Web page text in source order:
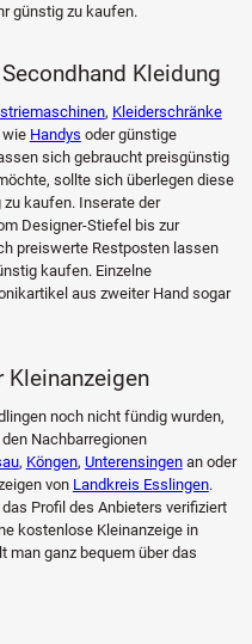
günstig zu kaufen.
Kleidung
, Kleiderschränke
wie Handys oder günstige
sich gebraucht preisgünstig
sollte sich überlegen diese
kaufen. Inserate der
Designer-Stiefel bis zur
preiswerte Restposten lassen
kaufen. Einzelne
aus zweiter Hand sogar
Kleinanzeigen
noch nicht fündig wurden,
Nachbarregionen
, Köngen, Unterensingenan oder
von Landkreis Esslingen.
Profil des Anbieters verifiziert
kostenlose Kleinanzeige in
man ganz bequem über das